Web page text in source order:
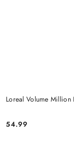
Loreal Volume Million
Cena:
54.99